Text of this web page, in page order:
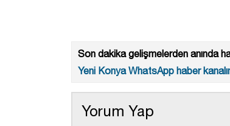
Son dakika gelişmelerden anında
Yeni Konya WhatsApp haber
Yorum Yap